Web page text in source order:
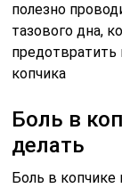
полезно
тазового дна,
предотвратить
копчика
Боль в
делать
Боль в копчике